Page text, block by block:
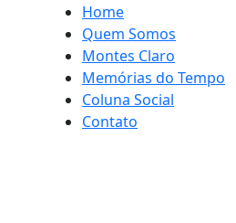
Home
Quem Somos
Montes Claro
Memórias do Tempo
Coluna Social
Contato